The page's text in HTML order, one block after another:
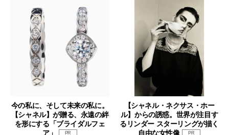
今の私に、そして未来の私に。
【シャネル】が贈る、永遠の絆
を形にする「ブライダルフェ
ア」
PR
【シャネル・ネクサス・ホー
ル】からの誘惑。世界が注目す
るリンダー スターリングが描く
自由な女性像
PR